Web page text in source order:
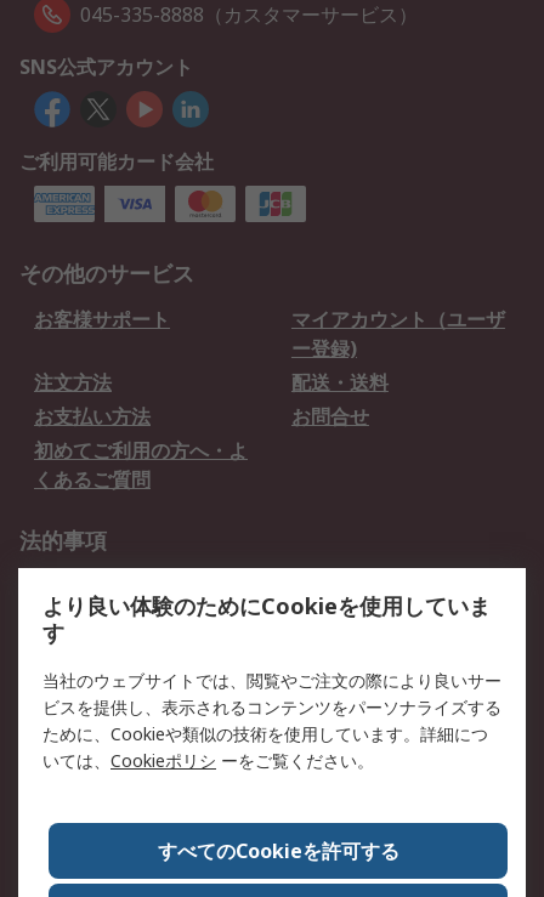
045-335-8888（カスタマーサービス）
SNS公式アカウント
ご利用可能カード会社
その他のサービス
お客様サポート
マイアカウント（ユーザ
ー登録)
注文方法
配送・送料
お支払い方法
お問合せ
初めてご利用の方へ・よ
くあるご質問
法的事項
クッキーポリシー
RSについて
会社概要
採用情報
プレスリリース＆お知ら
コーポレートサイト
全世界のRS
RSの歴史
ESGへの取り組み（英語）
認証について
より良い体験のためにCookieを使用していま
す
当社のウェブサイトでは、閲覧やご注文の際により良いサー
ビスを提供し、表示されるコンテンツをパーソナライズする
ために、Cookieや類似の技術を使用しています。詳細につ
いては、 Cookieポリシ ーをご覧ください。
すべてのCookieを許可する